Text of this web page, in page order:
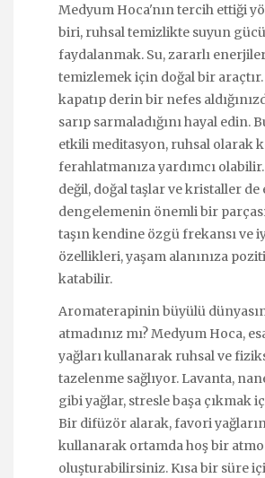
Medyum Hoca'nın tercih ettiği
biri, ruhsal temizlikte suyun
faydalanmak. Su, zararlı
temizlemek için doğal bir
kapatıp derin bir nefes
sarıp sarmaladığını hayal edin.
etkili meditasyon, ruhsal olarak
ferahlatmanıza yardımcı olabilir.
değil, doğal taşlar ve kristaller de
dengelemenin önemli bir
taşın kendine özgü frekansı ve
özellikleri, yaşam alanınıza
katabilir.
Aromaterapinin büyülü
atmadınız mı? Medyum Hoca,
yağları kullanarak ruhsal ve
tazelenme sağlıyor. Lavanta,
gibi yağlar, stresle başa çıkmak
Bir difüzör alarak, favori
kullanarak ortamda hoş bir
oluşturabilirsiniz. Kısa bir süre